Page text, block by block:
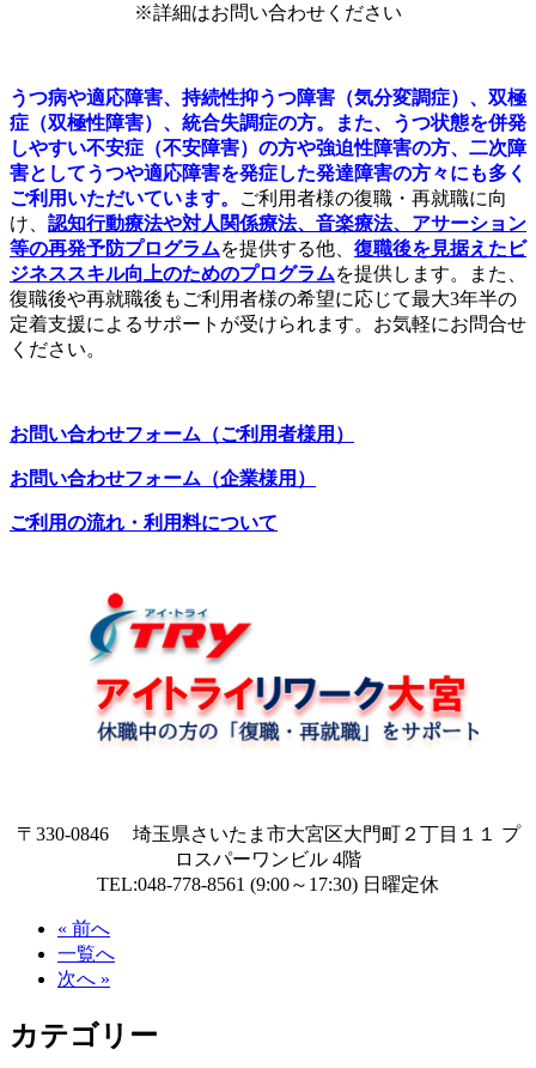
※詳細はお問い合わせください
うつ病や適応障害、持続性抑うつ障害（気分変調症）、双極
症（双極性障害）、統合失調症の方。また、うつ状態を併発
しやすい不安症（不安障害）の方や強迫性障害の方、二次障
害としてうつや適応障害を発症した発達障害の方々にも多く
ご利用いただいています。
ご利用者様の復職・再就職に向
け、 認知行動療法や対人関係療法、音楽療法、アサーション
等の再発予防プログラムを提供する他、 復職後を見据えたビ
ジネススキル向上のためのプログラムを提供します。また、
復職後や再就職後もご利用者様の希望に応じて最大3年半の
定着支援によるサポートが受けられます。お気軽にお問合せ
ください。
お問い合わせフォーム（ご利用者様用）
お問い合わせフォーム（企業様用）
ご利用の流れ・利用料について
〒330-0846 埼玉県さいたま市大宮区大門町２丁目１１ プ
ロスパーワンビル 4階
TEL:048-778-8561 (9:00～17:30) 日曜定休
« 前へ
一覧へ
次へ »
カテゴリー